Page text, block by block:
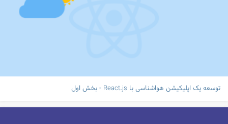
توسعه یک اپلیکیشن هواشناسی با React.js - بخش اول